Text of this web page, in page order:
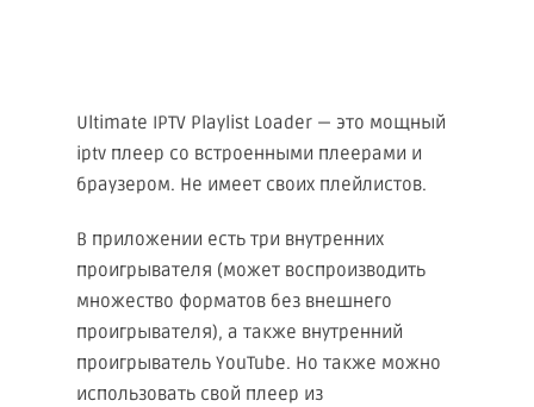
Ultimate IPTV Playlist Loader — это мощный
iptv плеер со встроенными плеерами и
браузером. Не имеет своих плейлистов.
В приложении есть три внутренних
проигрывателя (может воспроизводить
множество форматов без внешнего
проигрывателя), а также внутренний
проигрыватель YouTube. Но также можно
использовать свой плеер из